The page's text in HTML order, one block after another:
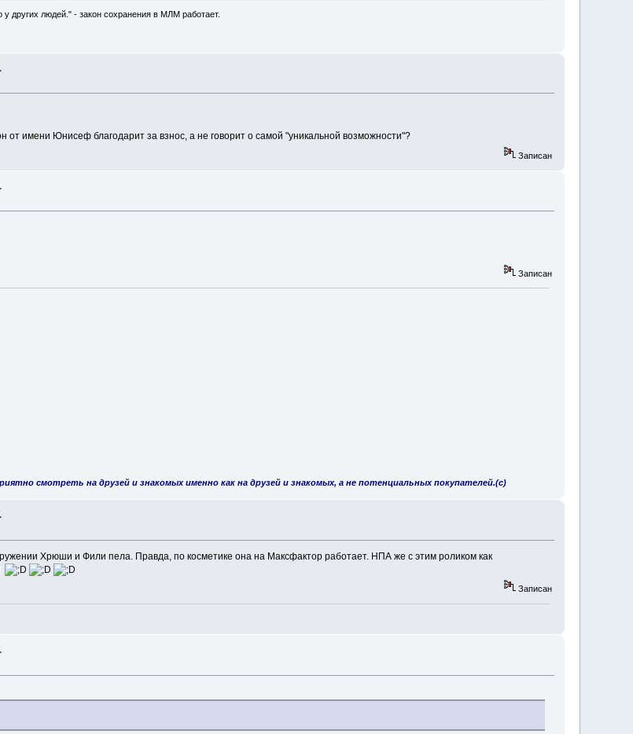
других людей." - закон сохранения в МЛМ работает.
от имени Юнисеф благодарит за взнос, а не говорит о самой "уникальной возможности"?
Записан
Записан
смотреть на друзей и знакомых именно как на друзей и знакомых, а не потенциальных покупателей.(с)
Хрюши и Фили пела. Правда, по косметике она на Максфактор работает. НПА же с этим роликом как
Записан